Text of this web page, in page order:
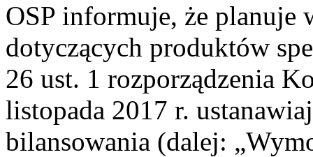
OSP informuje, że planuje
dotyczących produktów
26 ust. 1 rozporządzenia
listopada 2017 r.
bilansowania (dalej: